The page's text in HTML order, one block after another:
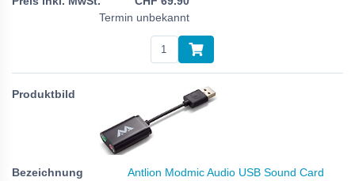
Termin unbekannt
Antlion Modmic Audio USB Sound Card